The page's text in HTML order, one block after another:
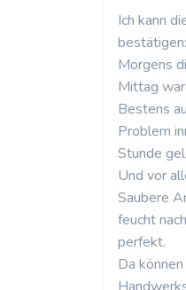
Ich kann
bestätigen:
Morgens
Mittag
Bestens
Problem
Stunde
Und vor
Saubere
feucht
perfekt.
Da